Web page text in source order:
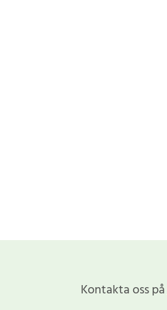
Kontakta oss på